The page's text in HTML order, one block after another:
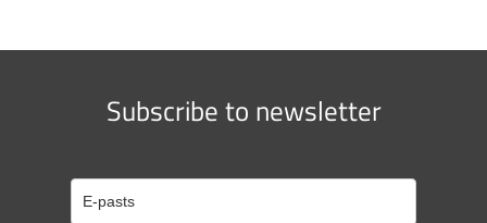
Subscribe to newsletter